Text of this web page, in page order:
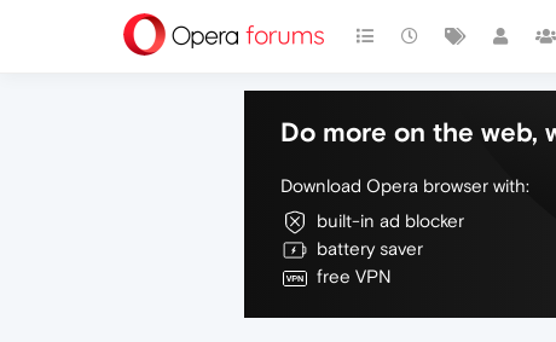
Do more on the web,
Download Opera browser with:
built-in ad blocker
battery saver
free VPN